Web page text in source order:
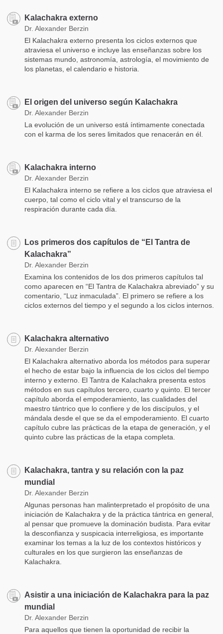
Kalachakra externo
Dr. Alexander Berzin
El Kalachakra externo presenta los ciclos externos que
atraviesa el universo e incluye las enseñanzas sobre los
sistemas mundo, astronomía, astrología, el movimiento de
los planetas, el calendario e historia.
El origen del universo según Kalachakra
Dr. Alexander Berzin
La evolución de un universo está íntimamente conectada
con el karma de los seres limitados que renacerán en él.
Kalachakra interno
Dr. Alexander Berzin
El Kalachakra interno se refiere a los ciclos que atraviesa el
cuerpo, tal como el ciclo vital y el transcurso de la
respiración durante cada día.
Los primeros dos capítulos de “El Tantra de
Kalachakra”
Dr. Alexander Berzin
Examina los contenidos de los dos primeros capítulos tal
como aparecen en “El Tantra de Kalachakra abreviado” y su
comentario, “Luz inmaculada”. El primero se refiere a los
ciclos externos del tiempo y el segundo a los ciclos internos.
Kalachakra alternativo
Dr. Alexander Berzin
El Kalachakra alternativo aborda los métodos para superar
el hecho de estar bajo la influencia de los ciclos del tiempo
interno y externo. El Tantra de Kalachakra presenta estos
métodos en sus capítulos tercero, cuarto y quinto. El tercer
capítulo aborda el empoderamiento, las cualidades del
maestro tántrico que lo confiere y de los discípulos, y el
mándala desde el que se da el empoderamiento. El cuarto
capítulo cubre las prácticas de la etapa de generación, y el
quinto cubre las prácticas de la etapa completa.
Kalachakra, tantra y su relación con la paz
mundial
Dr. Alexander Berzin
Algunas personas han malinterpretado el propósito de una
iniciación de Kalachakra y de la práctica tántrica en general,
al pensar que promueve la dominación budista. Para evitar
la desconfianza y suspicacia interreligiosa, es importante
examinar los temas a la luz de los contextos históricos y
culturales en los que surgieron las enseñanzas de
Kalachakra.
Asistir a una iniciación de Kalachakra para la paz
mundial
Dr. Alexander Berzin
Para aquellos que tienen la oportunidad de recibir la